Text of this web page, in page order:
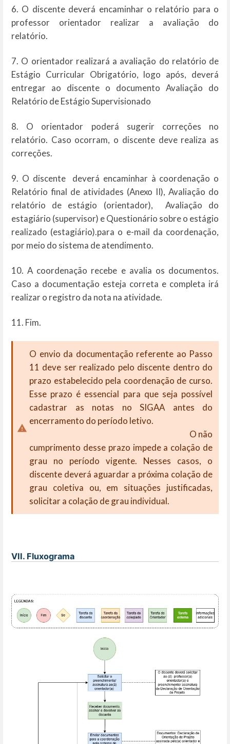
6. O discente deverá encaminhar o relatório para o
professor orientador realizar a avaliação do
relatório.
7. O orientador realizará a avaliação do relatório de
Estágio Curricular Obrigatório, logo após, deverá
entregar ao discente o documento Avaliação do
Relatório de Estágio Supervisionado
8. O orientador poderá sugerir correções no
relatório. Caso ocorram, o discente deve realiza as
correções.
9. O discente deverá encaminhar à coordenação o
Relatório final de atividades (Anexo II), Avaliação do
relatório de estágio (orientador), Avaliação do
estagiário (supervisor) e Questionário sobre o estágio
realizado (estagiário).para o e-mail da coordenação,
por meio do sistema de atendimento.
10. A coordenação recebe e avalia os documentos.
Caso a documentação esteja correta e completa irá
realizar o registro da nota na atividade.
11. Fim.
O envio da documentação referente ao Passo
11 deve ser realizado pelo discente dentro do
prazo estabelecido pela coordenação de curso.
Esse prazo é essencial para que seja possível
cadastrar as notas no SIGAA antes do
encerramento do período letivo.
O não
cumprimento desse prazo impede a colação de
grau no período vigente. Nesses casos, o
discente deverá aguardar a próxima colação de
grau coletiva ou, em situações justificadas,
solicitar a colação de grau individual.
VII. Fluxograma